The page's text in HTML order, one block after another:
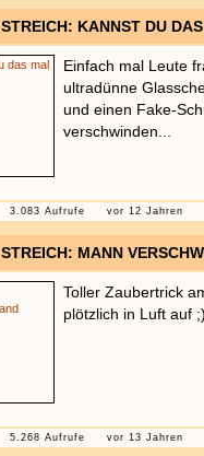
STREICH: KANNST DU
Einfach mal Leute
ultradünne
und einen Fake-
verschwinden...
3.083 Aufrufe vor 12 Jahren
STREICH: MANN
Toller Zaubertrick
plötzlich in Luft auf
5.268 Aufrufe vor 13 Jahren